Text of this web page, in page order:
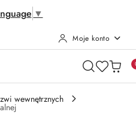
▼
Moje konto
wewnętrznych